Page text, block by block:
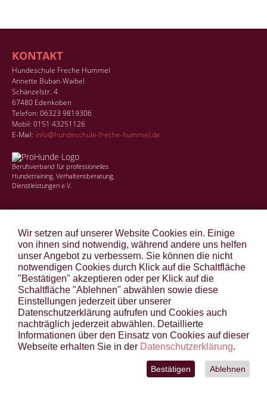
KONTAKT
Hundeschule Freche Hummel
Annette Buban-Waibel
Schänzelstr. 4
67480 Edenkoben
Telefon: 06323 9819306
Mobil: 0151 43251126
E-Mail: info@hundeschule-freche-hummel.de
Berufsverband für professionelles
Hundetraining, Verhaltensberatung,
Dienstleistungen e.V.
STANDORTE
TIERGESTÜTZTE THERAPIE
EINBLICKE
KONTAKT
LINKS
BRIARDS & GOS D’ATURAS VON
DER FRECHEN WILDEN HUMMEL
Wir setzen auf unserer Website Cookies ein. Einige
von ihnen sind notwendig, während andere uns helfen
unser Angebot zu verbessern. Sie können die nicht
notwendigen Cookies durch Klick auf die Schaltfläche
"Bestätigen" akzeptieren oder per Klick auf die
Schaltfläche "Ablehnen" abwählen sowie diese
Einstellungen jederzeit über unserer
Datenschutzerklärung aufrufen und Cookies auch
nachträglich jederzeit abwählen. Detaillierte
Informationen über den Einsatz von Cookies auf dieser
Webseite erhalten Sie in der Datenschutzerklärung.
Ablehnen
Bestätigen